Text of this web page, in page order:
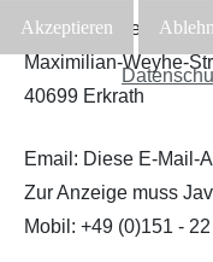
Grit Schneider
Maximilian-Weyhe-
40699 Erkrath
Email: Diese E-Mail-
Zur Anzeige muss
Mobil: +49 (0)151 -
Akzeptieren